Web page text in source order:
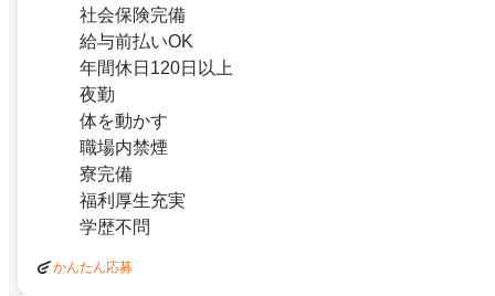
社会保険完備
給与前払いOK
年間休日120日以上
夜勤
体を動かす
職場内禁煙
寮完備
福利厚生充実
学歴不問
かんたん応募